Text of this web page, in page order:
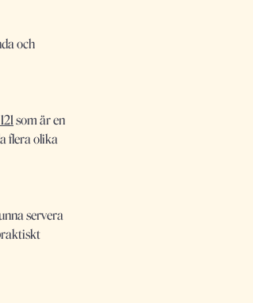
och
som är en
flera olika
servera